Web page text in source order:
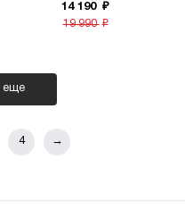
14 190 ₽
19 990 ₽
еще
4 →